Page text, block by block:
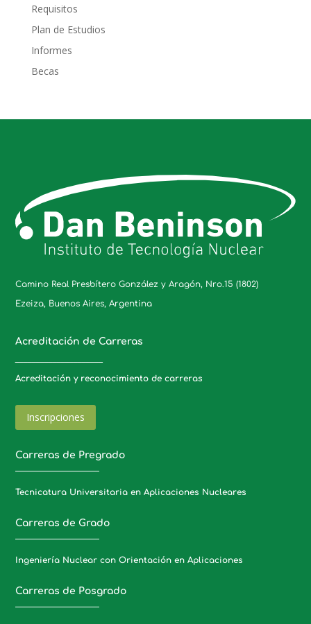
Requisitos
Plan de Estudios
Informes
Becas
Camino Real Presbítero González y Aragón, Nro.15 (1802)
Ezeiza, Buenos Aires, Argentina
Acreditación de Carreras
Acreditación y reconocimiento de carreras
Inscripciones
Carreras de Pregrado
Tecnicatura Universitaria en Aplicaciones Nucleares
Carreras de Grado
Ingeniería Nuclear con Orientación en Aplicaciones
Carreras de Posgrado